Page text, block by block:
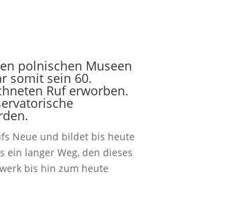
polnischen Museen
somit sein 60.
Ruf erworben.
Neue und bildet bis heute
ein langer Weg, den dieses
bis hin zum heute